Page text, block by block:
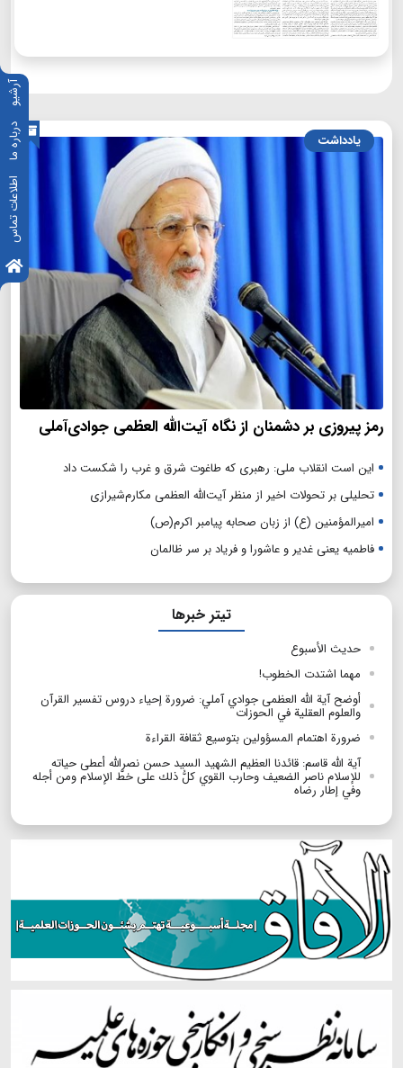
آرشیو
درباره ما
اطلاعات تماس
یادداشت
رمز پیروزی بر دشمنان از نگاه آیت‌الله العظمی جوادی‌آملی
این است انقلاب ملی: رهبری که طاغوت شرق و غرب را شکست داد
تحلیلی بر تحولات اخیر از منظر آیت‌الله العظمی مکارم‌شیرازی
امیرالمؤمنین (ع) از زبان صحابه پیامبر اکرم(ص)
فاطمیه یعنی غدیر و عاشورا و فریاد بر سر ظالمان
تیتر خبرها
حدیث الأسبوع
مهما اشتدت الخطوب!
أوضح آية الله العظمى جوادي آملي: ضرورة إحياء دروس تفسير القرآن
والعلوم العقلية في الحوزات
ضرورة اهتمام المسؤولين بتوسيع ثقافة القراءة
آية الله قاسم: قائدنا العظيم الشهيد السيد حسن نصرالله أعطى حياته
للإسلام ناصر الضعيف وحارب القوي كلُّ ذلك على خطّ الإسلام ومن أجله
وفي إطار رضاه